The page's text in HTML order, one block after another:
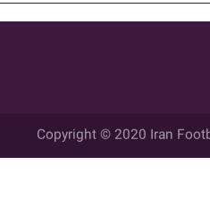
Copyright © 2020 Iran